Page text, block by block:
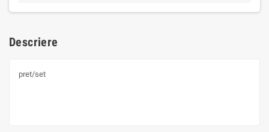
Descriere
pret/set